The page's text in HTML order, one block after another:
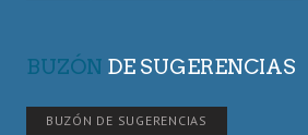
BUZÓN DE SUGERENCIAS
BUZÓN DE SUGERENCIAS